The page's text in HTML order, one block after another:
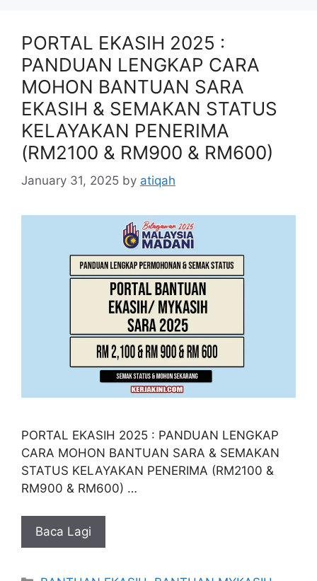
PORTAL EKASIH 2025 :
PANDUAN LENGKAP CARA
MOHON BANTUAN SARA
EKASIH & SEMAKAN STATUS
KELAYAKAN PENERIMA
(RM2100 & RM900 & RM600)
January 31, 2025 by atiqah
PORTAL EKASIH 2025 : PANDUAN LENGKAP
CARA MOHON BANTUAN SARA & SEMAKAN
STATUS KELAYAKAN PENERIMA (RM2100 &
RM900 & RM600) …
Baca Lagi